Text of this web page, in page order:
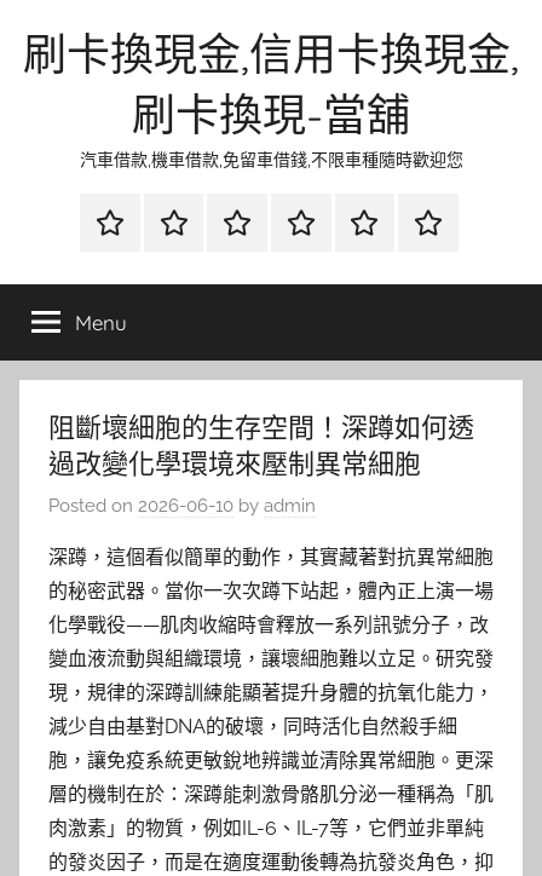
刷卡換現金,信用卡換現金,
刷卡換現-當舖
汽車借款,機車借款,免留車借錢,不限車種隨時歡迎您
首
當
金
網
資
流
時
環
清
聯
徵
Menu
阻斷壞細胞的生存空間！深蹲如何透
過改變化學環境來壓制異常細胞
Posted on 2026-06-10 by admin
深蹲，這個看似簡單的動作，其實藏著對抗異常細胞
的秘密武器。當你一次次蹲下站起，體內正上演一場
化學戰役——肌肉收縮時會釋放一系列訊號分子，改
變血液流動與組織環境，讓壞細胞難以立足。研究發
現，規律的深蹲訓練能顯著提升身體的抗氧化能力，
減少自由基對DNA的破壞，同時活化自然殺手細
胞，讓免疫系統更敏銳地辨識並清除異常細胞。更深
層的機制在於：深蹲能刺激骨骼肌分泌一種稱為「肌
肉激素」的物質，例如IL-6、IL-7等，它們並非單純
的發炎因子，而是在適度運動後轉為抗發炎角色，抑